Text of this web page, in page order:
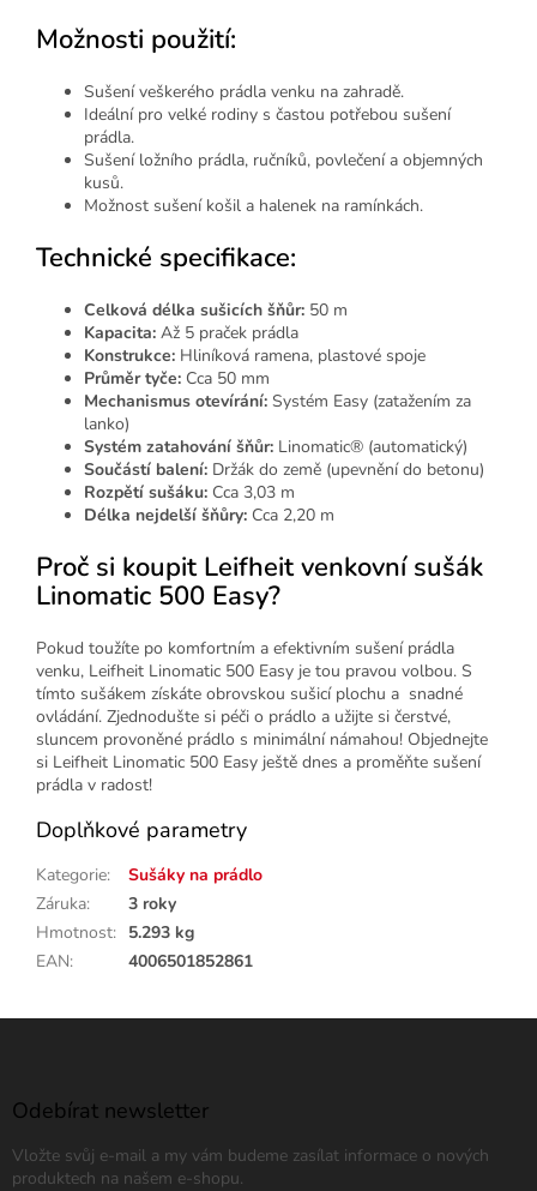
Možnosti použití:
Sušení veškerého prádla venku na zahradě.
Ideální pro velké rodiny s častou potřebou sušení
prádla.
Sušení ložního prádla, ručníků, povlečení a objemných
kusů.
Možnost sušení košil a halenek na ramínkách.
Technické specifikace:
Celková délka sušicích šňůr: 50 m
Kapacita: Až 5 praček prádla
Konstrukce: Hliníková ramena, plastové spoje
Průměr tyče: Cca 50 mm
Mechanismus otevírání: Systém Easy (zatažením za
lanko)
Systém zatahování šňůr: Linomatic® (automatický)
Součástí balení: Držák do země (upevnění do betonu)
Rozpětí sušáku: Cca 3,03 m
Délka nejdelší šňůry: Cca 2,20 m
Proč si koupit Leifheit venkovní sušák
Linomatic 500 Easy?
Pokud toužíte po komfortním a efektivním sušení prádla
venku, Leifheit Linomatic 500 Easy je tou pravou volbou. S
tímto sušákem získáte obrovskou sušicí plochu a snadné
ovládání. Zjednodušte si péči o prádlo a užijte si čerstvé,
sluncem provoněné prádlo s minimální námahou! Objednejte
si Leifheit Linomatic 500 Easy ještě dnes a proměňte sušení
prádla v radost!
Doplňkové parametry
Kategorie:
Sušáky na prádlo
Záruka:
3 roky
Hmotnost: 5.293 kg
EAN: 4006501852861
Z
Odebírat newsletter
Vložte svůj e-mail a my vám budeme zasílat informace o nových
produktech na našem e-shopu.